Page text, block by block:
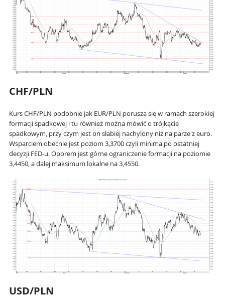
CHF/PLN
Kurs CHF/PLN podobnie jak EUR/PLN porusza się w ramach szerokiej
formacji spadkowej i tu również można mówić o trójkącie
spadkowym, przy czym jest on słabiej nachylony niż na parze z euro.
Wsparciem obecnie jest poziom 3,3700 czyli minima po ostatniej
decyzji FED-u. Oporem jest górne ograniczenie formacji na poziomie
3,4450, a dalej maksimum lokalne na 3,4550.
USD/PLN